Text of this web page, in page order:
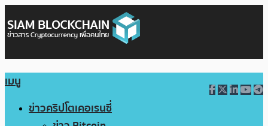
เมนู
ข่าวคริปโตเคอเรนซี่